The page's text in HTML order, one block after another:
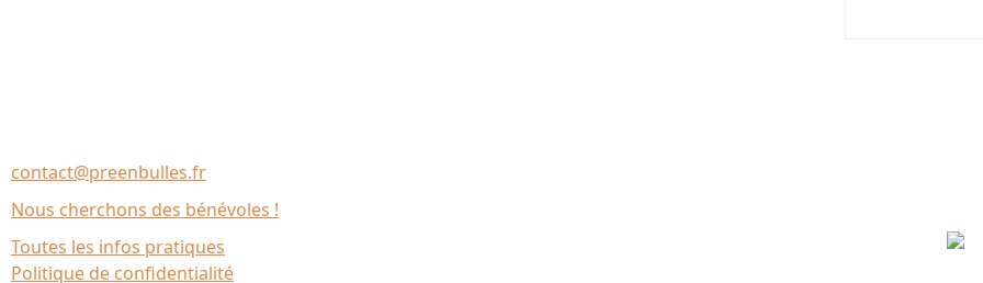
contact@preenbulles.fr
Nous cherchons des bénévoles !
Toutes les infos pratiques
Politique de confidentialité